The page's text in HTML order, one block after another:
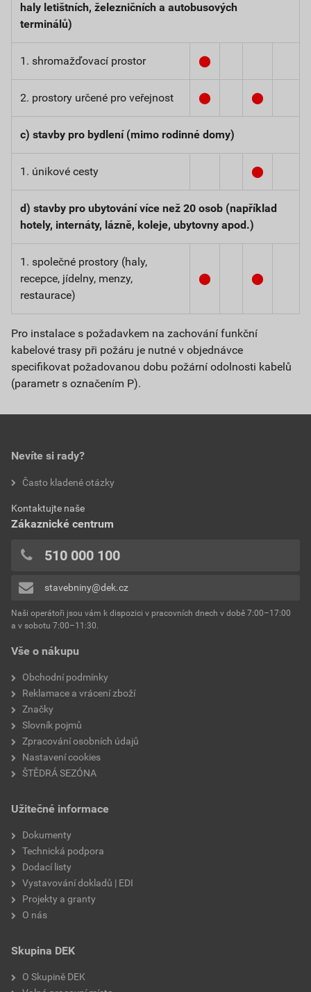
haly letištních, železničních a autobusových
terminálů)
1. shromažďovací prostor ⬤
2. prostory určené pro veřejnost ⬤ ⬤
c) stavby pro bydlení (mimo rodinné domy)
1. únikové cesty ⬤
d) stavby pro ubytování více než 20 osob (například
hotely, internáty, lázně, koleje, ubytovny apod.)
1. společné prostory (haly,
recepce, jídelny, menzy,
restaurace)
⬤ ⬤
Pro instalace s požadavkem na zachování funkční
kabelové trasy při požáru je nutné v objednávce
specifikovat požadovanou dobu požární odolnosti kabelů
(parametr s označením P).
Vše o nákupu
Obchodní podmínky
Reklamace a vrácení zboží
Značky
Slovník pojmů
Zpracování osobních údajů
Nastavení cookies
ŠTĚDRÁ SEZÓNA
Užitečné informace
Dokumenty
Technická podpora
Dodací listy
Vystavování dokladů | EDI
Projekty a granty
O nás
Skupina DEK
O Skupině DEK
Nevíte si rady?
Často kladené otázky
Kontaktujte naše
Zákaznické centrum
510 000 100
stavebniny@dek.cz
Naši operátoři jsou vám k dispozici v pracovních dnech v době 7:00–17:00
a v sobotu 7:00–11:30.